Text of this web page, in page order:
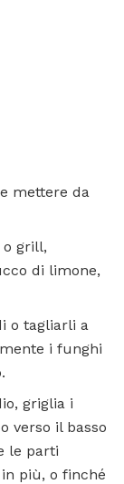
mettere da
grill,
di limone,
o tagliarli a
i funghi
griglia i
verso il basso
le parti
più, o finché